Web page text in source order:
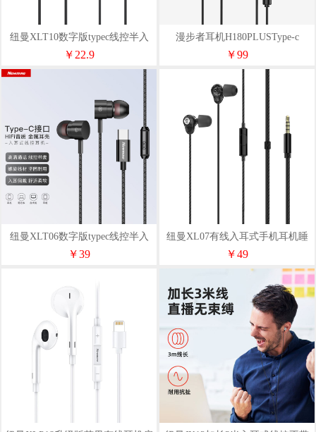
纽曼XLT10数字版typec线控半入
耳式耳机多色
￥22.9
漫步者耳机H180PLUSType-c
￥99
纽曼XLT06数字版typec线控半入
耳式耳机多色
￥39
纽曼XL07有线入耳式手机耳机睡
眠耳机
￥49